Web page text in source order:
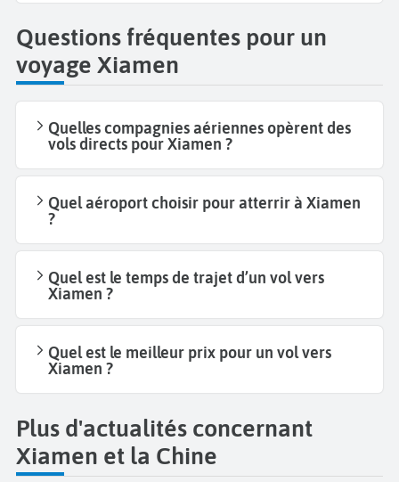
Questions fréquentes pour un
voyage Xiamen
Quelles compagnies aériennes opèrent des
vols directs pour Xiamen ?
Quel aéroport choisir pour atterrir à Xiamen
?
Quel est le temps de trajet d’un vol vers
Xiamen ?
Quel est le meilleur prix pour un vol vers
Xiamen ?
Plus d'actualités concernant
Xiamen et la Chine